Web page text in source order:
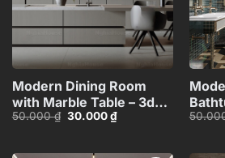
Modern Dining Room
with Marble Table – 3ds
Max Model_1162182258
50.000₫ Giá
30.000₫Giá
hiện
Area